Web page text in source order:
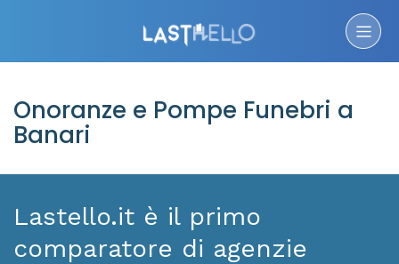
Onoranze e Pompe Funebri a
Banari
Lastello.it è il primo
comparatore di agenzie